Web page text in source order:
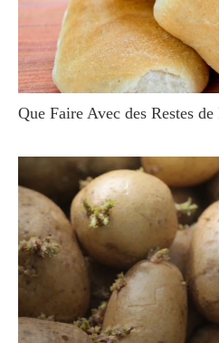
Que Faire Avec des Restes de